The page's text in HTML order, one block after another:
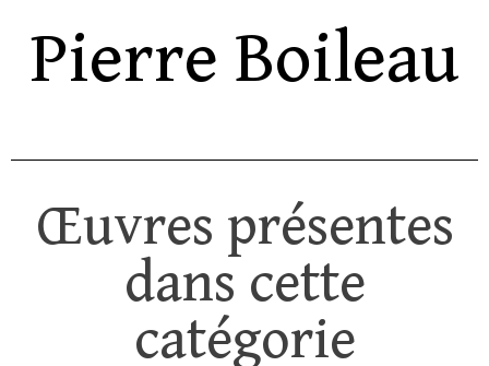
Pierre Boileau
Œuvres présentes
dans cette
catégorie